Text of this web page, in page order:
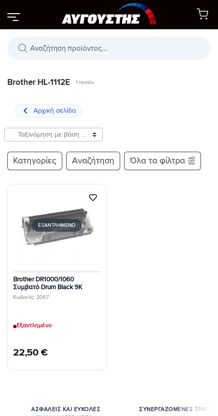
στο
περιεχόμενο
Αναζήτηση
Brother HL-1112E 1 προϊόν
Κατηγορίες Αναζήτηση Όλα τα φίλτρα
Προσθήκη
στη Λίστα
Επιθυμιών
ΕΞΑΝΤΛΗΜΈΝΟ
Κωδικός: 2067
Brother DR1000/1060
Συμβατό Drum Black 9K
22,50 €
Εξαντλημένο
ΑΣΦΑΛΕΙΣ ΚΑΙ ΕΥΚΟΛΕΣ
ΣΥΝΕΡΓΑΖΟΜΕΝΕΣ